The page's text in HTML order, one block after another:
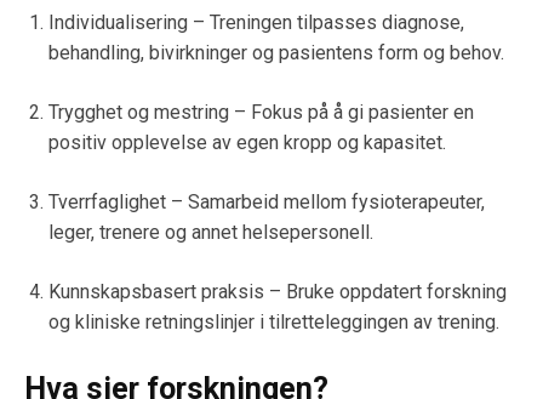
Individualisering – Treningen tilpasses diagnose,
behandling, bivirkninger og pasientens form og behov.
Trygghet og mestring – Fokus på å gi pasienter en
positiv opplevelse av egen kropp og kapasitet.
Tverrfaglighet – Samarbeid mellom fysioterapeuter,
leger, trenere og annet helsepersonell.
Kunnskapsbasert praksis – Bruke oppdatert forskning
og kliniske retningslinjer i tilretteleggingen av trening.
Hva sier forskningen?